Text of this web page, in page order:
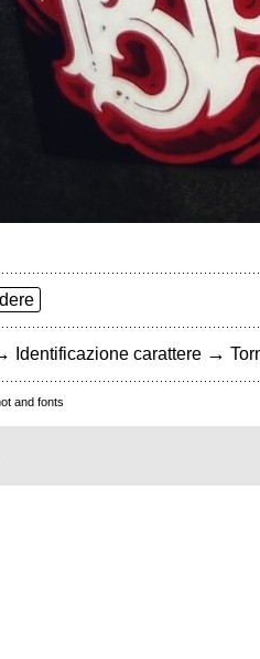
Identificazione carattere →
and fonts